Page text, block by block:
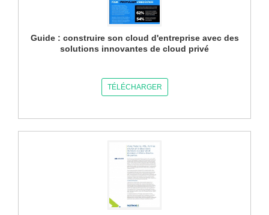
Guide : construire son cloud d'entreprise avec des
solutions innovantes de cloud privé
TÉLÉCHARGER